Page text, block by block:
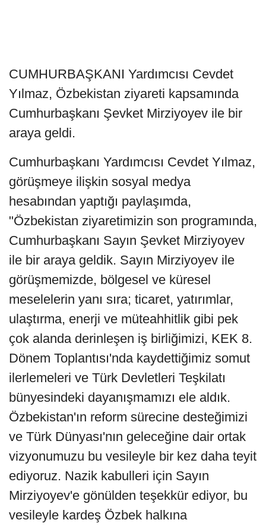
CUMHURBAŞKANI Yardımcısı Cevdet
Yılmaz, Özbekistan ziyareti kapsamında
Cumhurbaşkanı Şevket Mirziyoyev ile bir
araya geldi.
Cumhurbaşkanı Yardımcısı Cevdet Yılmaz,
görüşmeye ilişkin sosyal medya
hesabından yaptığı paylaşımda,
"Özbekistan ziyaretimizin son programında,
Cumhurbaşkanı Sayın Şevket Mirziyoyev
ile bir araya geldik. Sayın Mirziyoyev ile
görüşmemizde, bölgesel ve küresel
meselelerin yanı sıra; ticaret, yatırımlar,
ulaştırma, enerji ve müteahhitlik gibi pek
çok alanda derinleşen iş birliğimizi, KEK 8.
Dönem Toplantısı'nda kaydettiğimiz somut
ilerlemeleri ve Türk Devletleri Teşkilatı
bünyesindeki dayanışmamızı ele aldık.
Özbekistan'ın reform sürecine desteğimizi
ve Türk Dünyası'nın geleceğine dair ortak
vizyonumuzu bu vesileyle bir kez daha teyit
ediyoruz. Nazik kabulleri için Sayın
Mirziyoyev'e gönülden teşekkür ediyor, bu
vesileyle kardeş Özbek halkına